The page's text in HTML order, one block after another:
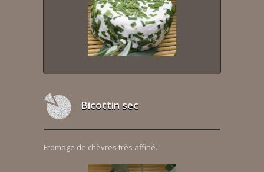
Bicottin sec
Fromage de chèvres très affiné.